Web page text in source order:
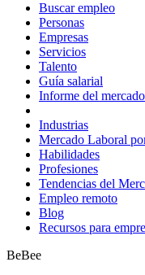
Buscar empleo
Personas
Empresas
Servicios
Talento
Guía salarial
Informe del
Industrias
Mercado Laboral
Habilidades
Profesiones
Tendencias del
Empleo remoto
Blog
Recursos para
BeBee